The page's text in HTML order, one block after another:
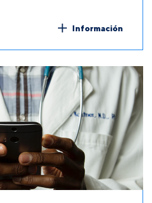
Información